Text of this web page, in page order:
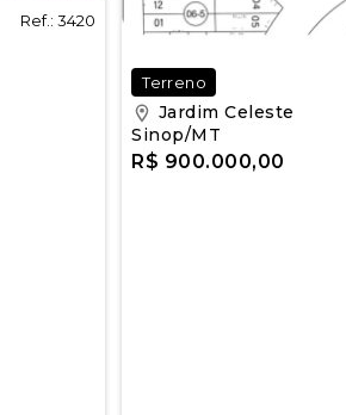
Ref.: 3420
Terreno
Jardim Celeste
Sinop/MT
R$ 900.000,00